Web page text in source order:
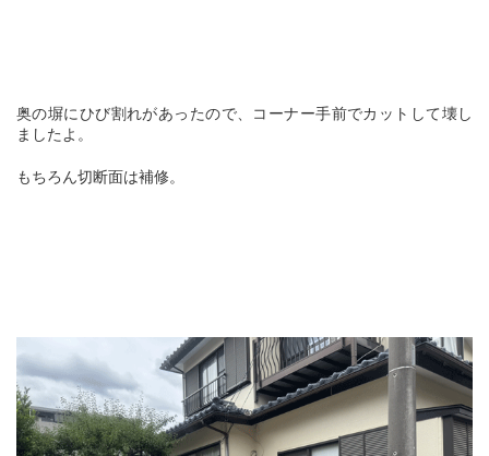
奥の塀にひび割れがあったので、コーナー手前でカットして壊し
ましたよ。
もちろん切断面は補修。